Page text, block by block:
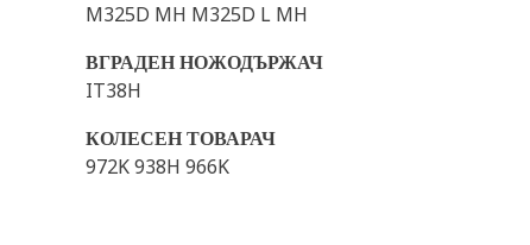
M325D MH M325D L MH
ВГРАДЕН НОЖОДЪРЖАЧ
IT38H
КОЛЕСЕН ТОВАРАЧ
972K 938H 966K